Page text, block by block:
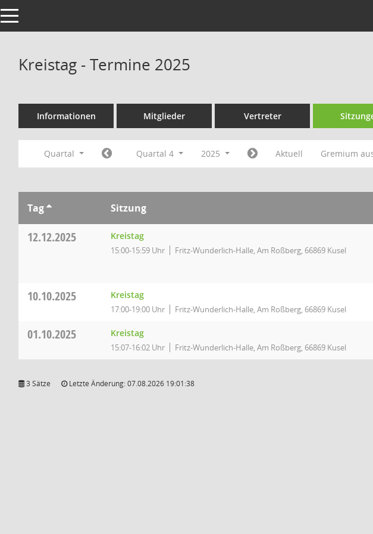
Toggle navigation
Kreistag - Termine 2025
Informationen Mitglieder Vertreter
Quartal Quartal 4 2025 Aktuell Gremium
Tag Sitzung
12.12.2025 Kreistag
15:00-15:59 Uhr Fritz-Wunderlich-Halle, Am Roßberg, 66869 Kusel
10.10.2025 Kreistag
17:00-19:00 Uhr Fritz-Wunderlich-Halle, Am Roßberg, 66869 Kusel
01.10.2025 Kreistag
15:07-16:02 Uhr Fritz-Wunderlich-Halle, Am Roßberg, 66869 Kusel
3 Sätze Letzte Änderung: 07.08.2026 19:01:38